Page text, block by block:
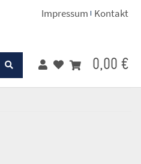
Impressum Kontakt
0,00 €